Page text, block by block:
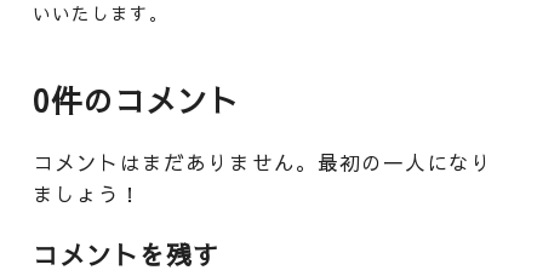
いいたします。
0件のコメント
コメントはまだありません。最初の一人になり
ましょう！
コメントを残す